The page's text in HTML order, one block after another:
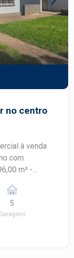
no centro
à venda
5